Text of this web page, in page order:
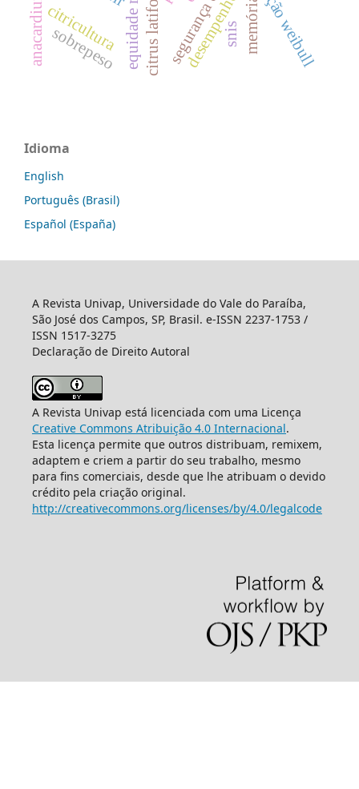
citrus latifolia
citricultura função weibull
sobrepeso snis memória
Idioma
English
Português (Brasil)
Español (España)
A Revista Univap, Universidade do Vale do Paraíba,
São José dos Campos, SP, Brasil. e-ISSN 2237-1753 /
ISSN 1517-3275
Declaração de Direito Autoral
A Revista Univap está licenciada com uma Licença
Creative Commons Atribuição 4.0 Internacional.
Esta licença permite que outros distribuam, remixem,
adaptem e criem a partir do seu trabalho, mesmo
para fins comerciais, desde que lhe atribuam o devido
crédito pela criação original.
http://creativecommons.org/licenses/by/4.0/legalcode